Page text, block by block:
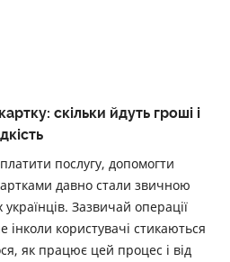
скільки йдуть гроші і
послугу, допомогти
давно стали звичною
Зазвичай операції
інколи користувачі стикаються
як працює цей процес і від